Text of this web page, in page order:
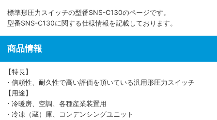
標準形圧力スイッチの型番SNS-C130のページです。
型番SNS-C130に関する仕様情報を記載しております。
商品情報
【特長】
・信頼性、耐久性で高い評価を頂いている汎用形圧力スイッチ
【用途】
・冷暖房、空調、各種産業装置用
・冷凍（蔵）庫、コンデンシングユニット